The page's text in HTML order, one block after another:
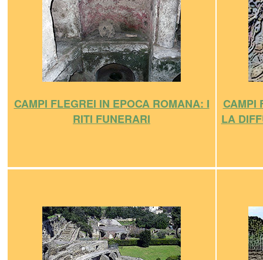
CAMPI FLEGREI IN EPOCA ROMANA: I
RITI FUNERARI
CAMPI
LA